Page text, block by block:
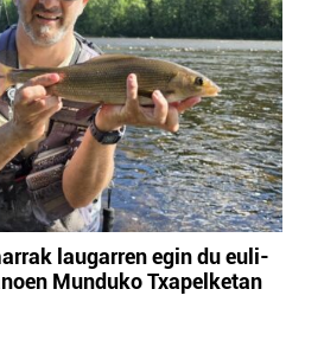
laugarren egin du euli-
Munduko Txapelketan